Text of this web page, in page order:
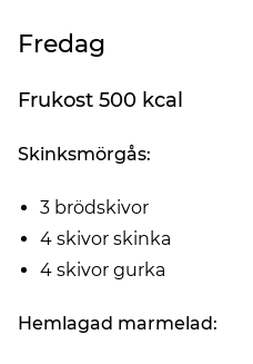
Fredag
Frukost 500 kcal
Skinksmörgås:
3 brödskivor
4 skivor skinka
4 skivor gurka
Hemlagad marmelad: